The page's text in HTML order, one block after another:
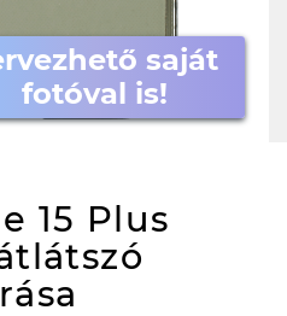
saját
fotóval is!
15 Plus